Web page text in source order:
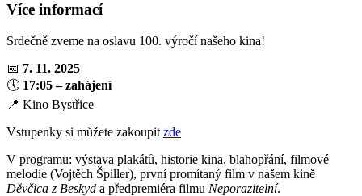
Více informací
Srdečně zveme na oslavu 100. výročí našeho kina!
📅 7. 11. 2025
🕔 17:05 – zahájení
📍 Kino Bystřice
Vstupenky si můžete zakoupit zde
V programu: výstava plakátů, historie kina, blahopřání, filmové
melodie (Vojtěch Špiller), první promítaný film v našem kině
Děvčica z Beskyd a předpremiéra filmu Neporazitelní.